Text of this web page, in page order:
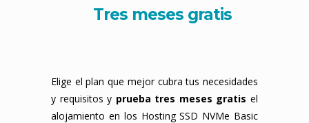
Tres meses gratis
Elige el plan que mejor cubra tus necesidades
y requisitos y prueba tres meses gratis el
alojamiento en los Hosting SSD NVMe Basic